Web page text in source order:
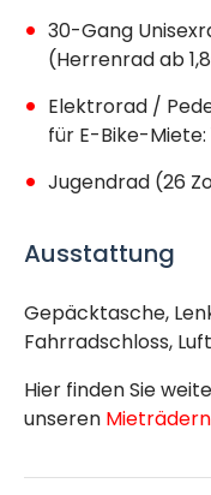
30-Gang
(Herrenrad ab
Elektrorad /
für E-Bike-Miete:
Jugendrad (26
Ausstattung
Gepäcktasche,
Fahrradschloss,
Hier finden Sie
unseren Mieträdern